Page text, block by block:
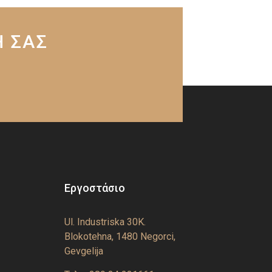
ΣΑΣ
Εργοστάσιο
Ul. Industriska 30K.
Blokotehna, 1480 Negorci,
Gevgelija